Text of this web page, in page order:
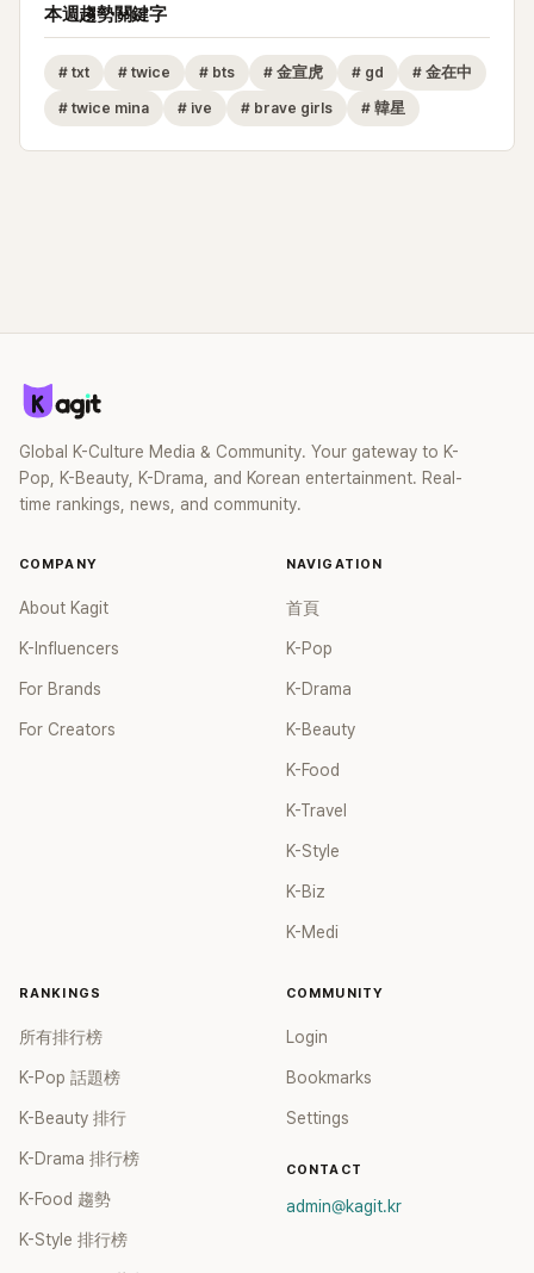
本週趨勢關鍵字
# txt # twice # bts # 金宣虎 # gd # 金在中
# twice mina # ive # brave girls # 韓星
Global K-Culture Media & Community. Your gateway to K-
Pop, K-Beauty, K-Drama, and Korean entertainment. Real-
time rankings, news, and community.
COMPANY
About Kagit
K-Influencers
For Brands
For Creators
NAVIGATION
首頁
K-Pop
K-Drama
K-Beauty
K-Food
K-Travel
K-Style
K-Biz
K-Medi
RANKINGS
所有排行榜
K-Pop 話題榜
K-Beauty 排行
K-Drama 排行榜
K-Food 趨勢
K-Style 排行榜
COMMUNITY
Login
Bookmarks
Settings
CONTACT
admin@kagit.kr